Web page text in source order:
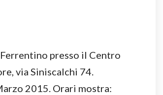
presso il Centro
via Siniscalchi 74.
2015. Orari mostra: